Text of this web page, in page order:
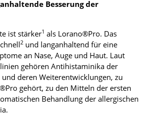
Besserung der
ist stärker1 als Lorano®Pro. Das
2 und langanhaltend für eine
an Nase, Auge und Haut. Laut
gehören Antihistaminika der
deren Weiterentwicklungen, zu
gehört, zu den Mitteln der ersten
Behandlung der allergischen